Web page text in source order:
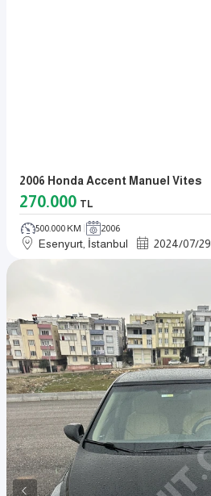
2006 Honda Accent Manuel Vites
270.000 TL
500.000 KM 2006
Esenyurt, İstanbul 2024/07/29